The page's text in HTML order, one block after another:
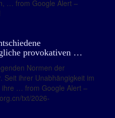
… from Google Alert –
provokativen …
Normen der
Seit ihrer Unabhängigkeit im
ihre … from Google Alert –
txt/2026-